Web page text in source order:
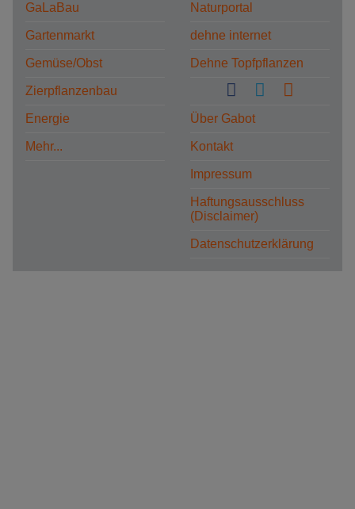
GaLaBau
Gartenmarkt
Gemüse/Obst
Zierpflanzenbau
Energie
Mehr...
Naturportal
dehne internet
Dehne Topfpflanzen
Über Gabot
Kontakt
Impressum
Haftungsausschluss
(Disclaimer)
Datenschutzerklärung